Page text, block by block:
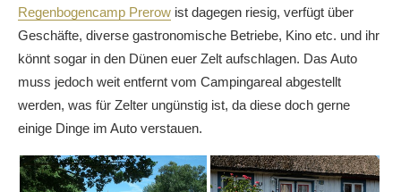
Regenbogencamp Prerow ist dagegen riesig, verfügt über
Geschäfte, diverse gastronomische Betriebe, Kino etc. und ihr
könnt sogar in den Dünen euer Zelt aufschlagen. Das Auto
muss jedoch weit entfernt vom Campingareal abgestellt
werden, was für Zelter ungünstig ist, da diese doch gerne
einige Dinge im Auto verstauen.